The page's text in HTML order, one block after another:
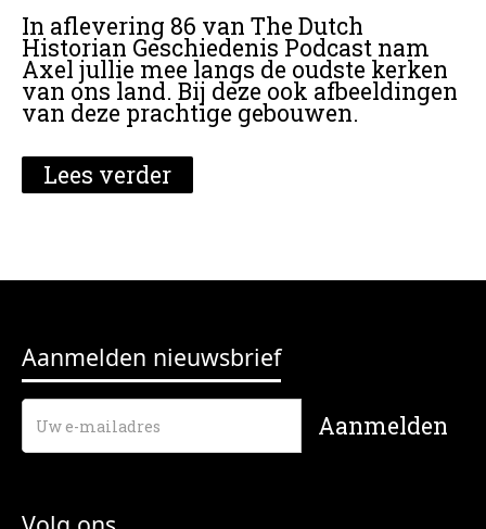
In aflevering 86 van The Dutch
Historian Geschiedenis Podcast nam
Axel jullie mee langs de oudste kerken
van ons land. Bij deze ook afbeeldingen
van deze prachtige gebouwen.
Lees verder
Aanmelden nieuwsbrief